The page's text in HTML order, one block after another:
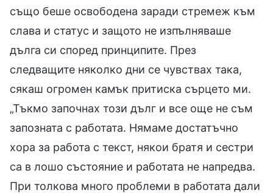
също беше освободена заради стремеж към
слава и статус и защото не изпълняваше
дълга си според принципите. През
следващите няколко дни се чувствах така,
сякаш огромен камък притиска сърцето ми.
„Тъкмо започнах този дълг и все още не съм
запозната с работата. Нямаме достатъчно
хора за работа с текст, някои братя и сестри
са в лошо състояние и работата не напредва.
При толкова много проблеми в работата дали